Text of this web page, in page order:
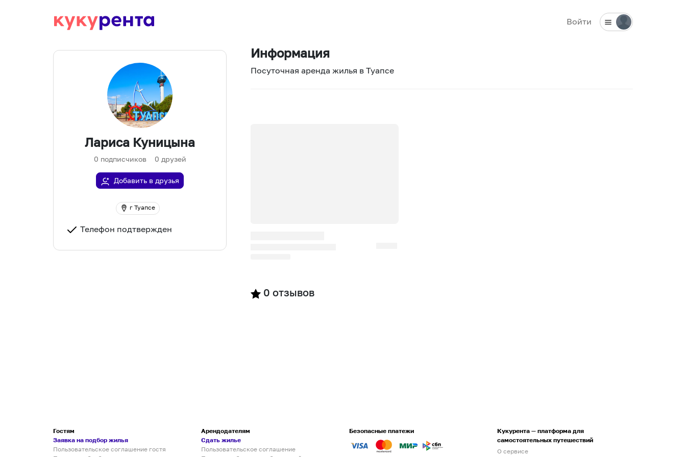
Войти
Лариса Куницына
0 подписчиков 0 друзей
Добавить в друзья
г Туапсе
Телефон подтвержден
Информация
Посуточная аренда жилья в Туапсе
0 отзывов
Гостям
Заявка на подбор жилья
Пользовательское соглашение гостя
Арендодателям
Сдать жилье
Пользовательское соглашение
Безопасные платежи
Кукурента — платформа для
самостоятельных путешествий
О сервисе